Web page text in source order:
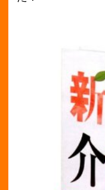
いつも元気なおじいちゃ